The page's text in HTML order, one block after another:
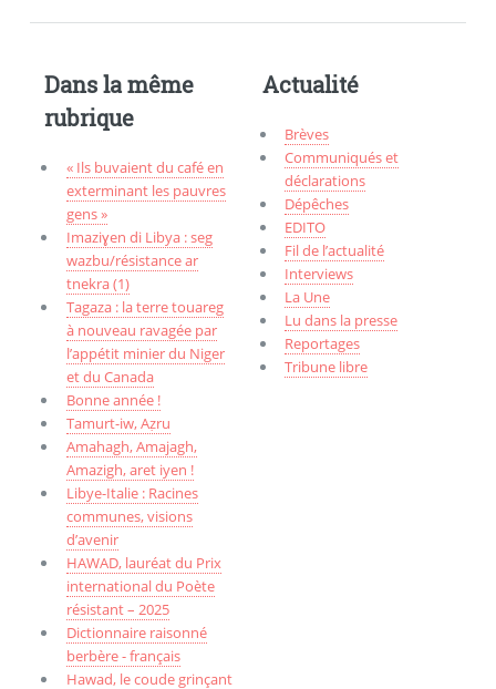
Dans la même
rubrique
« Ils buvaient du café en
exterminant les pauvres
gens »
Imaziɣen di Libya : seg
wazbu/résistance ar
tnekra (1)
Tagaza : la terre touareg
à nouveau ravagée par
l’appétit minier du Niger
et du Canada
Bonne année !
Tamurt-iw, Aẓru
Amahagh, Amajagh,
Amazigh, aret iyen !
Libye-Italie : Racines
communes, visions
d’avenir
HAWAD, lauréat du Prix
international du Poète
résistant – 2025
Dictionnaire raisonné
berbère - français
Hawad, le coude grinçant
Actualité
Brèves
Communiqués et
déclarations
Dépêches
EDITO
Fil de l’actualité
Interviews
La Une
Lu dans la presse
Reportages
Tribune libre